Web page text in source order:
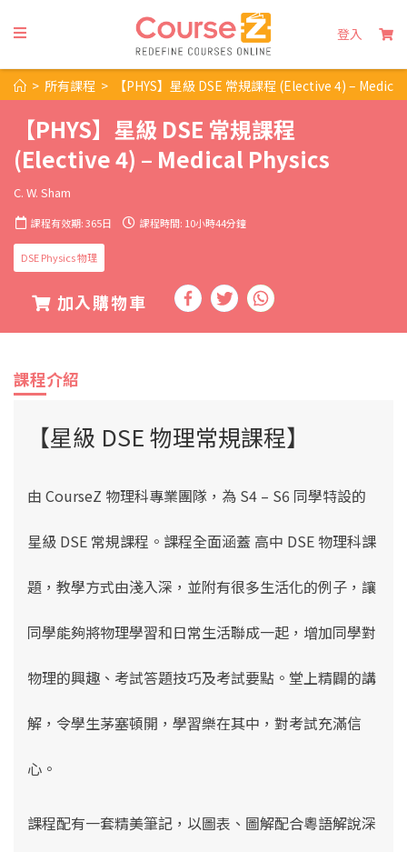
登入
> 所有課程 > 【PHYS】星級 DSE 常規課程 (Elective 4) –
【PHYS】星級 DSE 常規課程
(Elective 4) – Medical Physics
C. W. Sham
課程有效期: 365日 課程時間: 10小時44分鐘
DSE Physics 物理
加入購物車
課程介紹
【星級 DSE 物理常規課程】
由 CourseZ 物理科專業團隊，為 S4 – S6 同學特設的
星級 DSE 常規課程 。課程全面涵蓋 高中 DSE 物理科課
題，教學方式由淺入深，並附有很多生活化的例子，讓
同學能夠將物理學習和日常生活聯成一起，增加同學對
物理的興趣、考試答題技巧及考試要點。堂上精闢的講
解，令學生茅塞頓開，學習樂在其中，對考試充滿信
心。
課程配有一套精美筆記， 以圖表、圖解配合粵語解說深